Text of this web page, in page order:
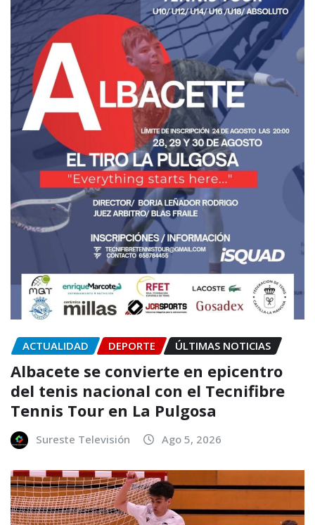
ACTUALIDAD DEPORTE ÚLTIMAS NOTICIAS
Albacete se convierte en epicentro
del tenis nacional con el Tecnifibre
Tennis Tour en La Pulgosa
Sureste Televisión Ago 5, 2026